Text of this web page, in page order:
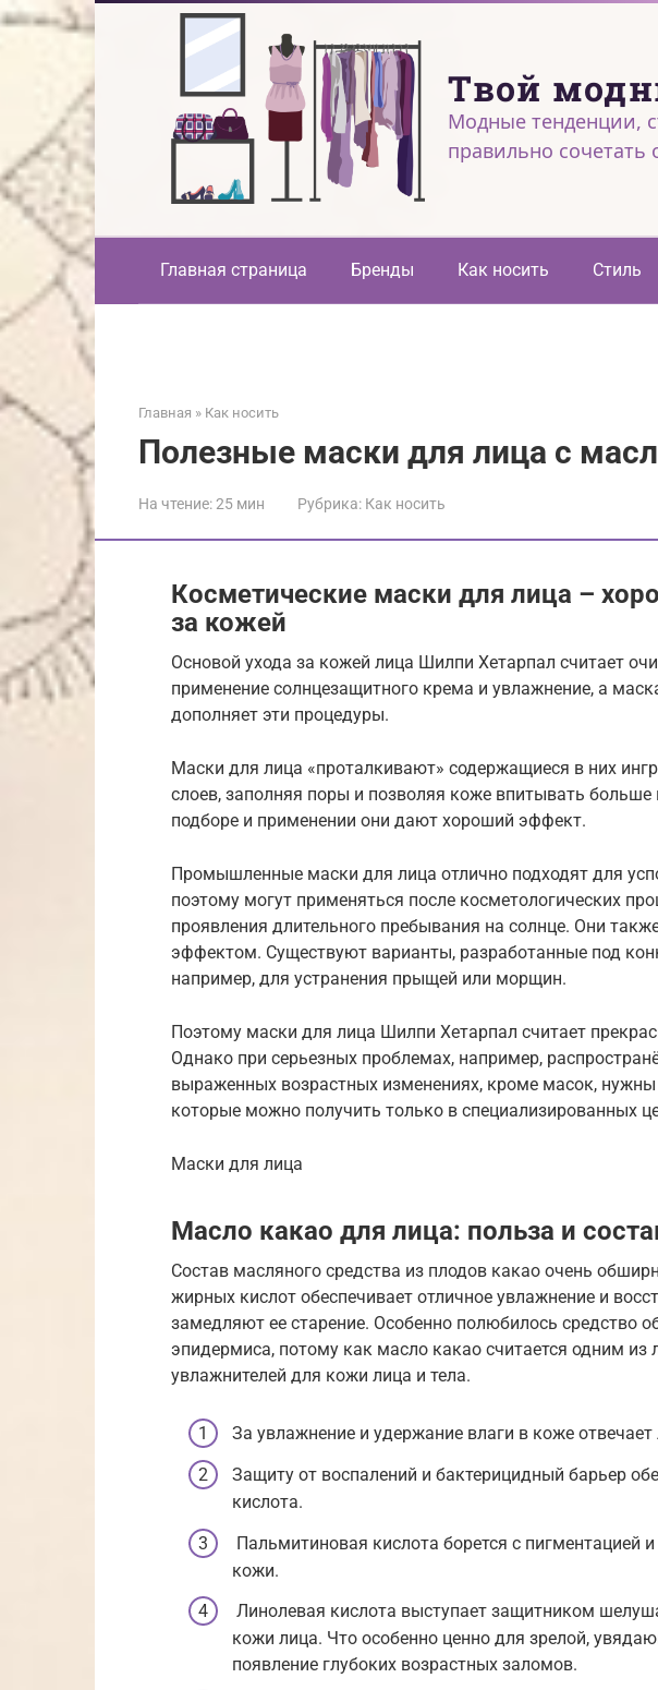
Перейти
Твой
Модные тенденции,
правильно сочетать
Главная страница Бренды Как носить Стиль
Главная » Как носить
Полезные маски для лица с
На чтение:25 мин Рубрика: Как носить
Косметические маски для лица –
за кожей
Основой ухода за кожей лица Шилпи Хетарпал считает
применение солнцезащитного крема и увлажнение, а
дополняет эти процедуры.
Маски для лица «проталкивают» содержащиеся в них
слоев, заполняя поры и позволяя коже впитывать
подборе и применении они дают хороший эффект.
Промышленные маски для лица отлично подходят для
поэтому могут применяться после косметологических
проявления длительного пребывания на солнце. Они
эффектом. Существуют варианты, разработанные под
например, для устранения прыщей или морщин.
Поэтому маски для лица Шилпи Хетарпал считает
Однако при серьезных проблемах, например,
выраженных возрастных изменениях, кроме масок,
которые можно получить только в специализированных
Маски для лица
Масло какао для лица: польза и
Состав масляного средства из плодов какао очень
жирных кислот обеспечивает отличное увлажнение и
замедляют ее старение. Особенно полюбилось средство
эпидермиса, потому как масло какао считается одним из
увлажнителей для кожи лица и тела.
За увлажнение и удержание влаги в коже отвечает
Защиту от воспалений и бактерицидный барьер
кислота.
Пальмитиновая кислота борется с пигментацией
кожи.
Линолевая кислота выступает защитником
кожи лица. Что особенно ценно для зрелой,
появление глубоких возрастных заломов.